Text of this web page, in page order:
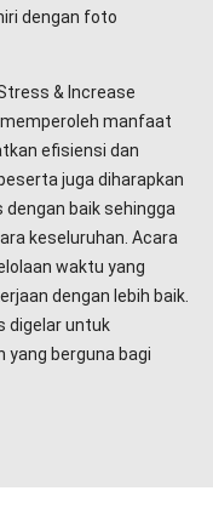
dengan foto
& Increase
manfaat
efisiensi dan
juga diharapkan
baik sehingga
keseluruhan. Acara
waktu yang
dengan lebih baik.
digelar untuk
berguna bagi